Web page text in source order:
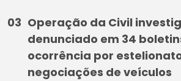
Operação da Civil
denunciado em 34
ocorrência por
negociações de veículos